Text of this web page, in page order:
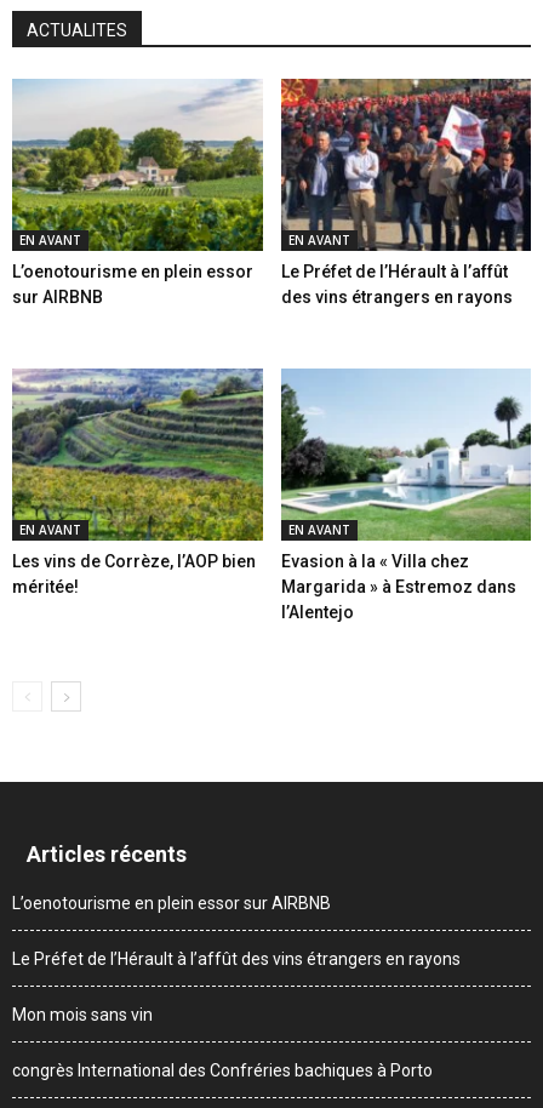
ACTUALITES
EN AVANT
L’oenotourisme en plein essor
sur AIRBNB
EN AVANT
Le Préfet de l’Hérault à l’affût
des vins étrangers en rayons
EN AVANT
Les vins de Corrèze, l’AOP bien
méritée!
EN AVANT
Evasion à la « Villa chez
Margarida » à Estremoz dans
l’Alentejo
Articles récents
L’oenotourisme en plein essor sur AIRBNB
Le Préfet de l’Hérault à l’affût des vins étrangers en rayons
Mon mois sans vin
congrès International des Confréries bachiques à Porto